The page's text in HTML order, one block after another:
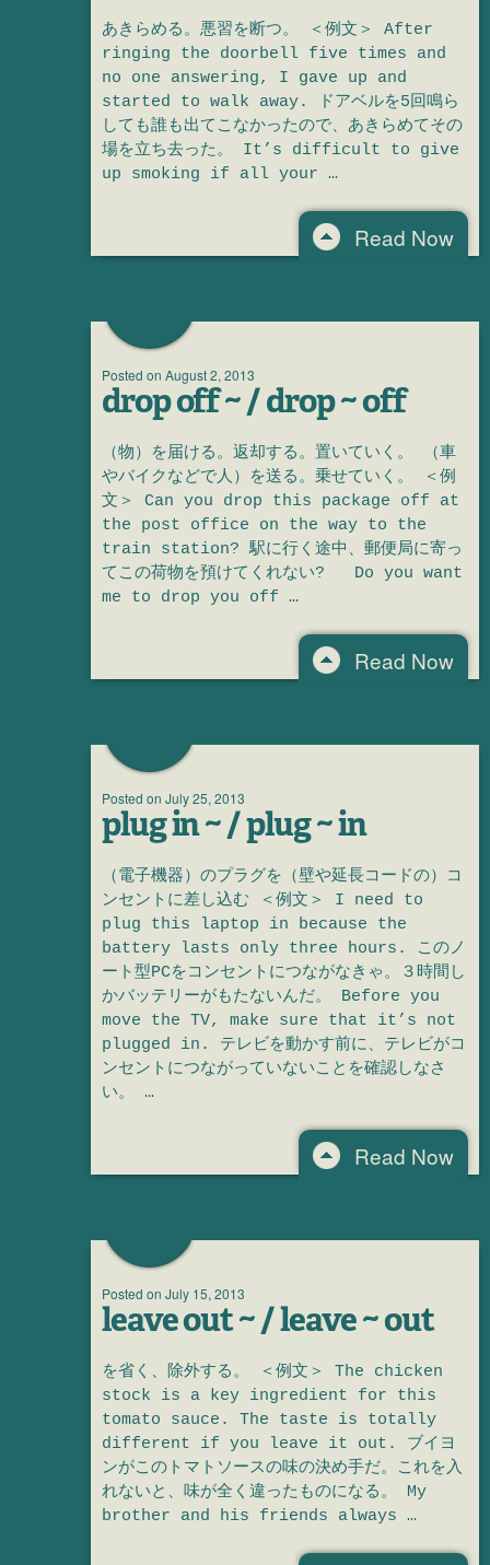
あきらめる。悪習を断つ。 ＜例文＞ After
ringing the doorbell five times and
no one answering, I gave up and
started to walk away. ドアベルを5回鳴ら
しても誰も出てこなかったので、あきらめてその
場を立ち去った。 It’s difficult to give
up smoking if all your …
Read Now
Posted on August 2, 2013
drop off ~ / drop ~ off
（物）を届ける。返却する。置いていく。 （車
やバイクなどで人）を送る。乗せていく。 ＜例
文＞ Can you drop this package off at
the post office on the way to the
train station? 駅に行く途中、郵便局に寄っ
てこの荷物を預けてくれない? Do you want
me to drop you off …
Read Now
Posted on July 25, 2013
plug in ~ / plug ~ in
（電子機器）のプラグを（壁や延長コードの）コ
ンセントに差し込む ＜例文＞ I need to
plug this laptop in because the
battery lasts only three hours. このノ
ート型PCをコンセントにつながなきゃ。３時間し
かバッテリーがもたないんだ。 Before you
move the TV, make sure that it’s not
plugged in. テレビを動かす前に、テレビがコ
ンセントにつながっていないことを確認しなさ
い。 …
Read Now
Posted on July 15, 2013
leave out ~ / leave ~ out
を省く、除外する。 ＜例文＞ The chicken
stock is a key ingredient for this
tomato sauce. The taste is totally
different if you leave it out. ブイヨ
ンがこのトマトソースの味の決め手だ。これを入
れないと、味が全く違ったものになる。 My
brother and his friends always …